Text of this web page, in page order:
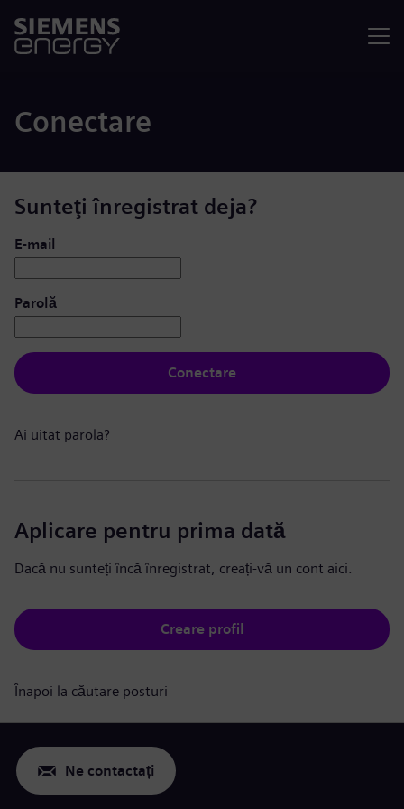
Conectare
Sunteţi înregistrat deja?
Conectare: utilizator și parolă
E-mail
Parolă
Conectare
Ai uitat parola?
Aplicare pentru prima dată
Dacă nu sunteți încă înregistrat, creați-vă un cont aici.
Creare profil
Înapoi la căutare posturi
Ne contactați